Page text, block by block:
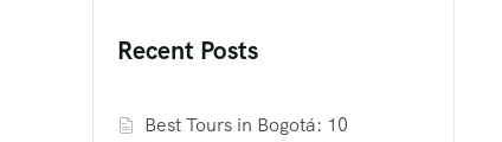
Recent Posts
Best Tours in Bogotá: 10